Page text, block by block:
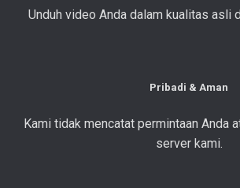
Unduh video Anda dalam kualitas asli
Pribadi & Aman
Kami tidak mencatat permintaan Anda
server kami.